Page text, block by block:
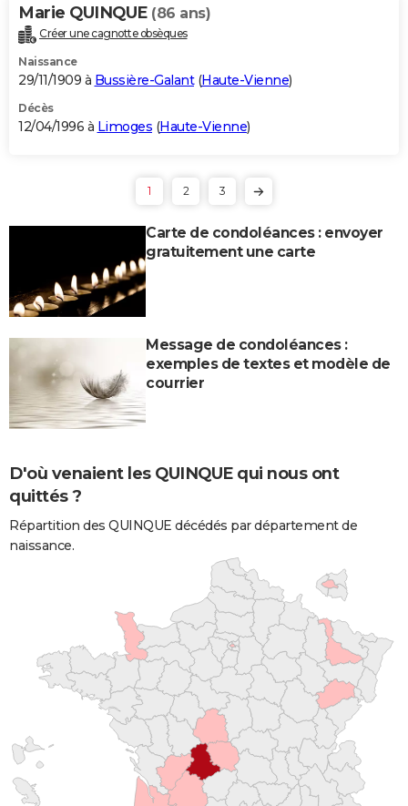
Marie QUINQUE (86 ans)
Créer une cagnotte obsèques
Naissance
29/11/1909 à Bussière-Galant(Haute-Vienne)
Décès
12/04/1996 à Limoges (Haute-Vienne)
1 2 3
Carte de condoléances : envoyer
gratuitement une carte
Message de condoléances :
exemples de textes et modèle de
courrier
D'où venaient les QUINQUE qui nous ont
quittés ?
Répartition des QUINQUE décédés par département de
naissance.